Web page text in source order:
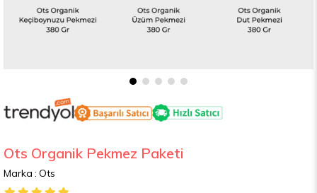
Ots Organik Pekmez Paketi
Marka : Ots